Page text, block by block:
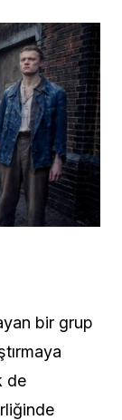
bir grup
de